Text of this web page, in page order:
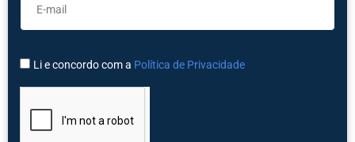
Li e concordo com a Política de Privacidade